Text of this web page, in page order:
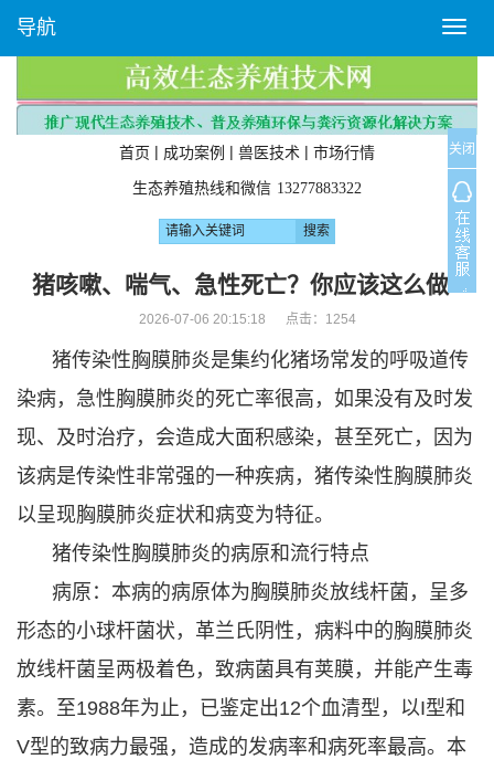
T
o
g
l
e
n
a
v
i
g
a
i
o
n
导航
首页 | 成功案例 | 兽医技术 | 市场行情
生态养殖热线和微信 13277883322
猪咳嗽、喘气、急性死亡？你应该这么做?
2026-07-06 20:15:18 点击： 1254
猪传染性胸膜肺炎是集约化猪场常发的呼吸道传
染病，急性胸膜肺炎的死亡率很高，如果没有及时发
现、及时治疗，会造成大面积感染，甚至死亡，因为
该病是传染性非常强的一种疾病，猪传染性胸膜肺炎
以呈现胸膜肺炎症状和病变为特征。
猪传染性胸膜肺炎的病原和流行特点
病原：本病的病原体为胸膜肺炎放线杆菌，呈多
形态的小球杆菌状，革兰氏阴性，病料中的胸膜肺炎
放线杆菌呈两极着色，致病菌具有荚膜，并能产生毒
素。至1988年为止，已鉴定出12个血清型，以I型和
V型的致病力最强，造成的发病率和病死率最高。本
关闭